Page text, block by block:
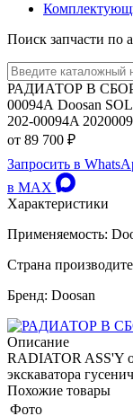
Поиск запчасти по
РАДИАТОР В СБОРЕ
00094А Doosan
202-00094A
от 89 700 ₽
Запросить в
в MAX
Характеристики
Применяемость:
Страна
Бренд: Doosan
Описание
RADIATOR ASS'Y
экскаватора
Похожие товары
Фото